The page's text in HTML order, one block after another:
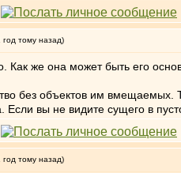
тому назад)
Как же она может быть его
без объектов им
Если вы не видите сущего в
тому назад)